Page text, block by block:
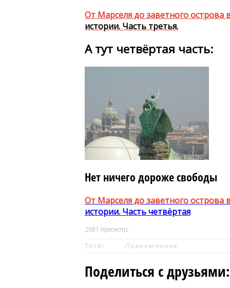
От Марселя до заветного острова
истории. Часть третья.
А тут четвёртая часть:
Нет ничего дороже свободы
От Марселя до заветного острова
истории. Часть четвёртая
2981 просмотр.
Теги:
Приключения
Поделиться с друзьями: